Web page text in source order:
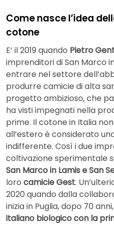
Come nasce l’idea
cotone
E’ il 2019 quando Pietro
imprenditori di San Marco
entrare nel settore
produrre camicie di alta
progetto ambizioso, che
ha visti impegnati nella
prime. Il cotone in Italia
all’estero è considerato
indifferente. Così i due
coltivazione sperimentale
San Marco in Lamis e San
loro camicie Gest.
2020 quando dalla
inizia in Puglia, dopo 70
italiano biologico con la